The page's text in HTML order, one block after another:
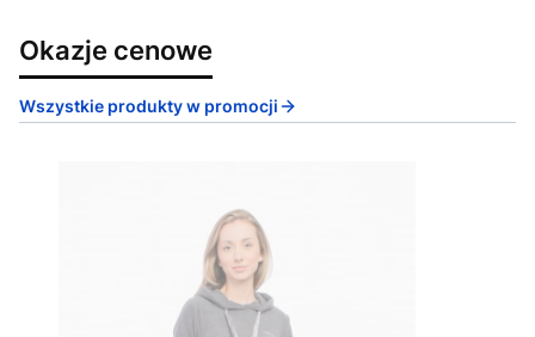
Okazje cenowe
Wszystkie produkty w promocji